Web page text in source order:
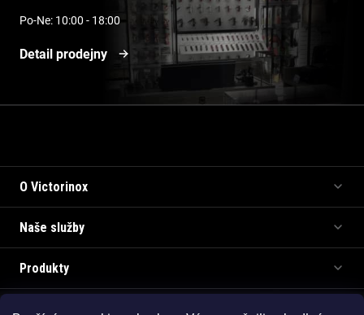
Po-Ne: 10:00 - 18:00
Detail prodejny
O Victorinox
Naše služby
Produkty